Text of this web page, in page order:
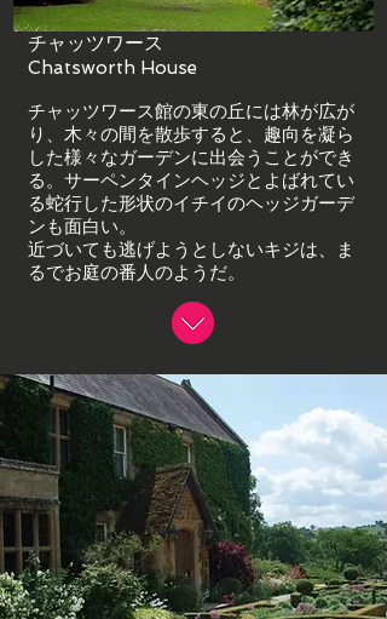
チャッツワース
Chatsworth House
チャッツワース館の東の丘には林が広が
り、木々の間を散歩すると、趣向を凝ら
した様々なガーデンに出会うことができ
る。サーペンタインヘッジとよばれてい
る蛇行した形状のイチイのヘッジガーデ
ンも面白い。
近づいても逃げようとしないキジは、ま
るでお庭の番人のようだ。